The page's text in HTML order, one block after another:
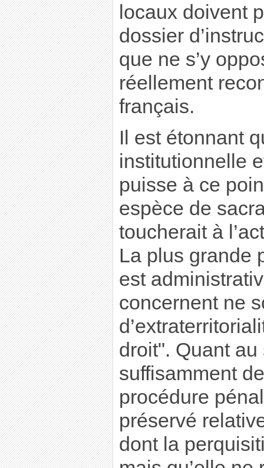
locaux doivent
dossier
que ne s’y
réellement
français.
Il est étonnant
institutionnelle
puisse à ce
espèce de
toucherait à
La plus grande
est
concernent ne
droit". Quant
suffisamment
procédure
préservé
dont la